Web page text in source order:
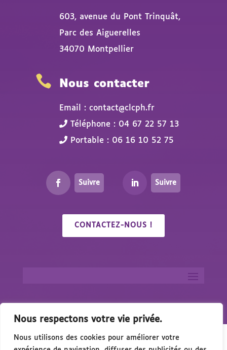
Nous respectons votre vie privée.
Nous utilisons des cookies pour améliorer votre
603, avenue du Pont Trinquât,
Parc des Aiguerelles
34070 Montpellier
 Nous contacter
Email : contact@clcph.fr
Téléphone : 04 67 22 57 13
Portable : 06 16 10 52 75
Suivre Suivre
CONTACTEZ-NOUS !